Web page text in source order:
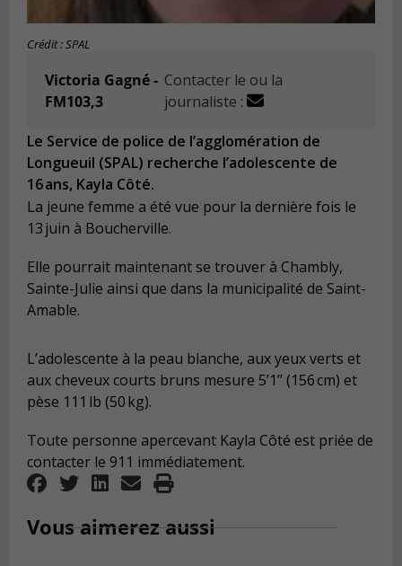
Crédit : SPAL
Victoria Gagné -
FM103,3
Contacter le ou la
journaliste :
Le Service de police de l’agglomération de
Longueuil (SPAL) recherche l’adolescente de
16 ans, Kayla Côté.
La jeune femme a été vue pour la dernière fois le
13 juin à Boucherville.
Elle pourrait maintenant se trouver à Chambly,
Sainte-Julie ainsi que dans la municipalité de Saint-
Amable.
L’adolescente à la peau blanche, aux yeux verts et
aux cheveux courts bruns mesure 5’1’’ (156 cm) et
pèse 111 lb (50 kg).
Toute personne apercevant Kayla Côté est priée de
contacter le 911 immédiatement.
Vous aimerez aussi